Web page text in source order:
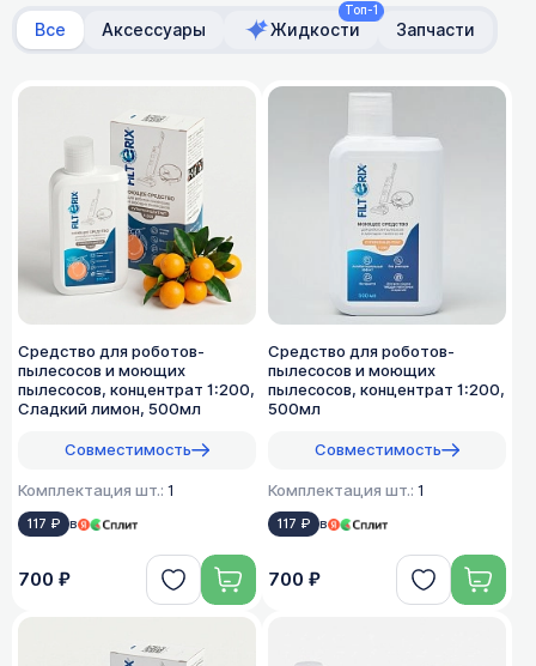
Все Аксессуары
Топ-1
Жидкости Запчасти
Средство для роботов-
пылесосов и моющих
пылесосов, концентрат 1:200,
Сладкий лимон, 500мл
Совместимость
Комплектация шт.: 1
117 ₽ в
700 ₽
Средство для роботов-
пылесосов и моющих
пылесосов, концентрат 1:200,
500мл
Совместимость
Комплектация шт.: 1
117 ₽ в
700 ₽